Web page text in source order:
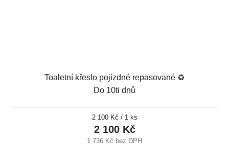
Toaletní křeslo pojízdné repasované ♻️
Do 10ti dnů
1 736 Kč bez DPH
2 100 Kč
Měrná
cena:
2 100 Kč / 1 ks